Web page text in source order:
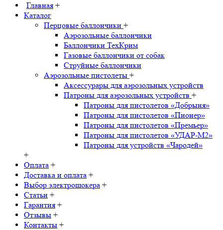
Главная +
Каталог
Перцовые баллончики +
Аэрозольные баллончики
Баллончики ТехКрим
Газовые баллончики от собак
Струйные баллончики
Аэрозольные пистолеты +
Аксессурары для аэрозольных устройств
Патроны для аэрозольных устройств +
Патроны для пистолетов «Добрыня»
Патроны для пистолетов «Пионер»
Патроны для пистолетов «Премьер»
Патроны для пистолетов «УДАР-M2»
Патроны для устройств «Чародей»
+
Оплата +
Доставка и оплата +
Выбор электрошокера +
Статьи +
Гарантия +
Отзывы +
Контакты +